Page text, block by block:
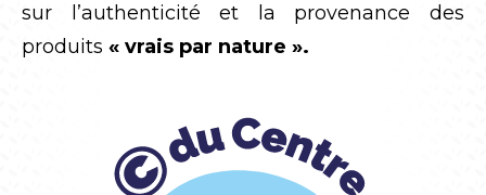
sur l’authenticité et la provenance des
produits « vrais par nature ».